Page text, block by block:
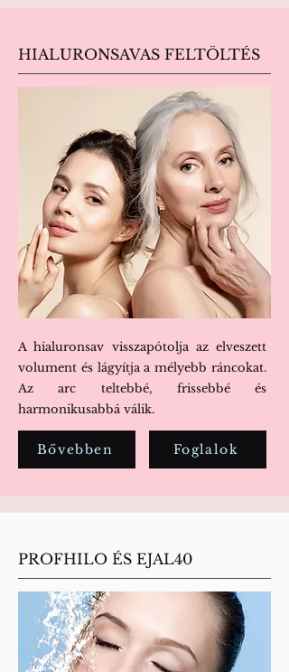
HIALURONSAVAS FELTÖLTÉS
A hialuronsav visszapótolja az elveszett
volument és lágyítja a mélyebb ráncokat.
Az arc teltebbé, frissebbé és
harmonikusabbá válik.
Bővebben Foglalok
PROFHILO ÉS EJAL40